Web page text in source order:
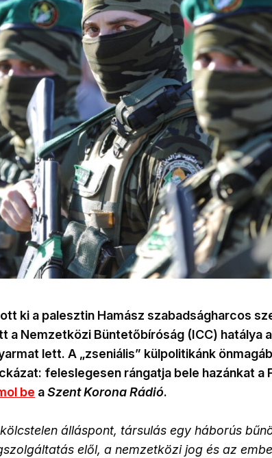
ki a palesztin Hamász szabadságharcos
a Nemzetközi Büntetőbíróság (ICC) hatálya
lett. A „zseniális” külpolitikánk
feleslegesen rángatja bele hazánkat a
be aSzent Korona Rádió.
álláspont, társulás egy háborús
elől, a nemzetközi jog és az